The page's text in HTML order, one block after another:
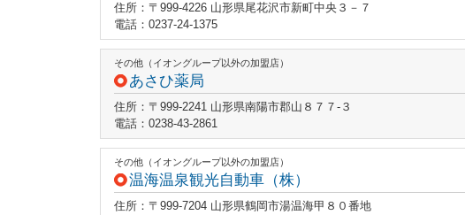
住所：〒999-4226 山形県尾花沢市新町中央３－７
電話：0237-24-1375
その他（イオングループ以外の加盟店）
あさひ薬局
住所：〒999-2241 山形県南陽市郡山８７７‐３
電話：0238-43-2861
その他（イオングループ以外の加盟店）
温海温泉観光自動車（株）
住所：〒999-7204 山形県鶴岡市湯温海甲８０番地